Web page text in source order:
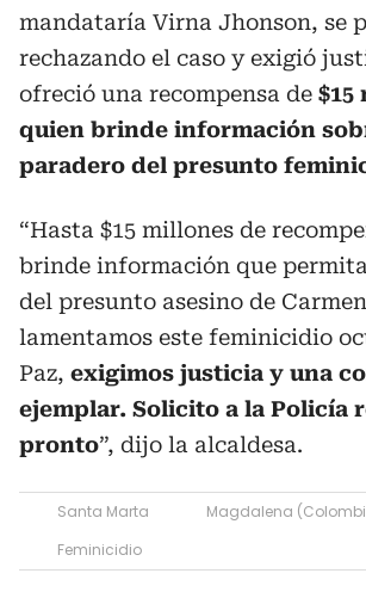
mandataría Virna Jhonson, se
rechazando el caso y exigió
ofreció una recompensa de $15
quien brinde información
paradero del presunto
“Hasta $15 millones de
brinde información que
del presunto asesino de
lamentamos este feminicidio
Paz, exigimos justicia y una
ejemplar. Solicito a la Policía
pronto”, dijo la alcaldesa.
Santa Marta
Magdalena
Feminicidio